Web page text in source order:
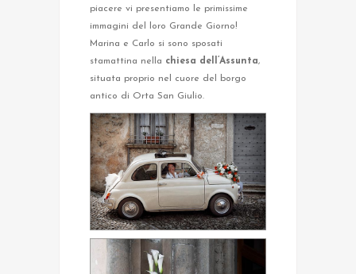
piacere vi presentiamo le primissime
immagini del loro Grande Giorno!
Marina e Carlo si sono sposati
stamattina nella chiesa dell’Assunta,
situata proprio nel cuore del borgo
antico di Orta San Giulio.